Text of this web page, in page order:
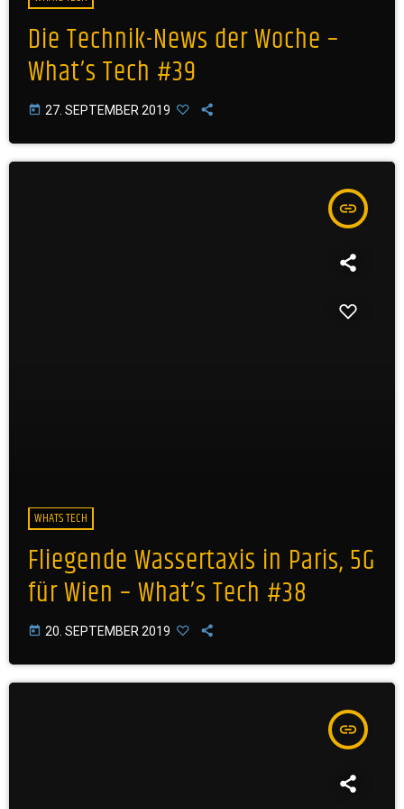
Die Technik-News der Woche –
What’s Tech #39
today 27. SEPTEMBER 2019
insert_link
WHATS TECH
Fliegende Wassertaxis in Paris, 5G
für Wien – What’s Tech #38
today 20. SEPTEMBER 2019
insert_link